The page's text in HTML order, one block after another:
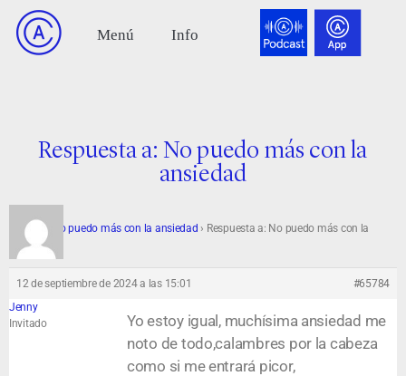
Respuesta a: No puedo más con la
ansiedad
Foro › No puedo más con la ansiedad › Respuesta a: No puedo más con la
ansiedad
12 de septiembre de 2024 a las 15:01
#65784
Jenny
Invitado
Yo estoy igual, muchísima ansiedad me
noto de todo,calambres por la cabeza
como si me entrará picor,